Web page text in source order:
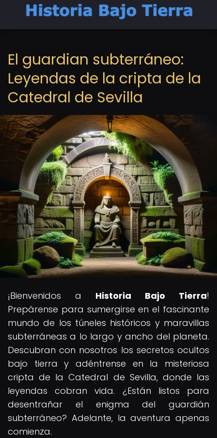
El guardian subterráneo:
Leyendas de la cripta de la
Catedral de Sevilla
¡Bienvenidos a Historia Bajo Tierra!
Prepárense para sumergirse en el fascinante
mundo de los túneles históricos y maravillas
subterráneas a lo largo y ancho del planeta.
Descubran con nosotros los secretos ocultos
bajo tierra y adéntrense en la misteriosa
cripta de la Catedral de Sevilla, donde las
leyendas cobran vida. ¿Están listos para
desentrañar el enigma del guardián
subterráneo? Adelante, la aventura apenas
comienza.